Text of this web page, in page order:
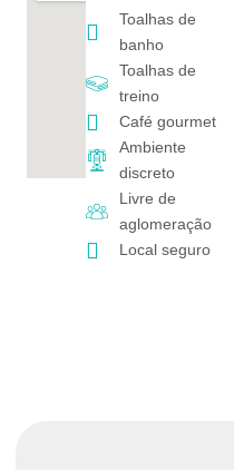
Toalhas de
banho
Toalhas de
treino
Café gourmet
Ambiente
discreto
Livre de
aglomeração
Local seguro